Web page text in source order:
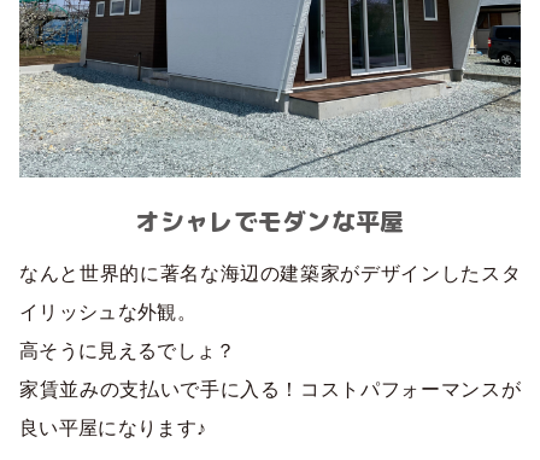
オシャレでモダンな平屋
なんと世界的に著名な海辺の建築家がデザインしたスタ
イリッシュな外観。
高そうに見えるでしょ？
家賃並みの支払いで手に入る！コストパフォーマンスが
良い平屋になります♪